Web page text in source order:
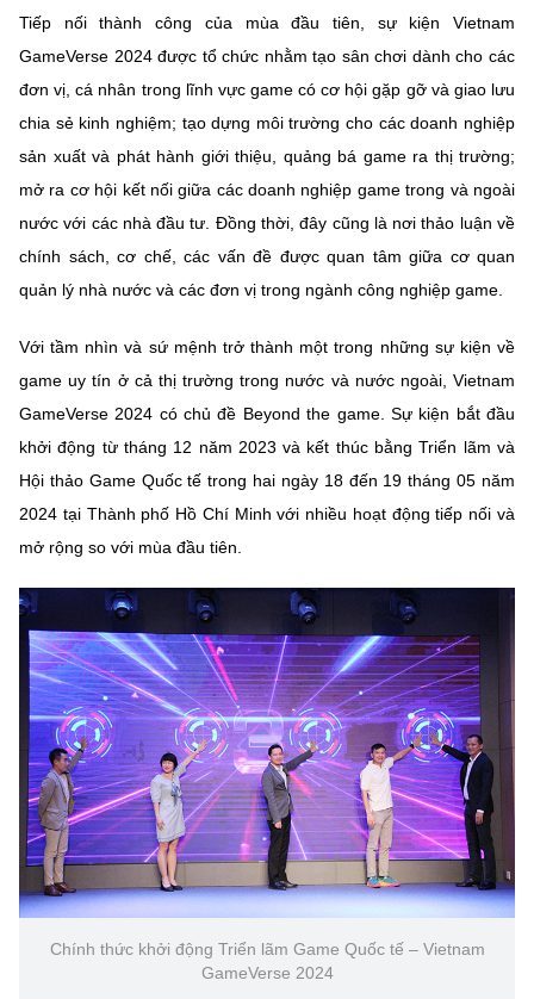
Vietnamese English
BỘ KHOA HỌC VÀ CÔNG NGHỆ
Điều khoản sử dụng Theo dõi MST: Góp ý
Chịu trách nhiệm nội dung: Nguyễn Thị Hải Hằng
Giám đốc Trung tâm Truyền thông Khoa học và Công nghệ.
Liên hệ
Điện thoại: 024 3936 9506
Email:stc@mst.gov.vn
©2026 Bản quyền thuộc Bộ Khoa Học và Công Nghệ
(Ghi rõ nguồn "https://mst.gov.vn" khi phát hành lại thông tin từ
Tiếp nối thành công của mùa đầu tiên, sự kiện Vietnam
GameVerse 2024 được tổ chức nhằm tạo sân chơi dành cho các
đơn vị, cá nhân trong lĩnh vực game có cơ hội gặp gỡ và giao lưu
chia sẻ kinh nghiệm; tạo dựng môi trường cho các doanh nghiệp
sản xuất và phát hành giới thiệu, quảng bá game ra thị trường;
mở ra cơ hội kết nối giữa các doanh nghiệp game trong và ngoài
nước với các nhà đầu tư. Đồng thời, đây cũng là nơi thảo luận về
chính sách, cơ chế, các vấn đề được quan tâm giữa cơ quan
quản lý nhà nước và các đơn vị trong ngành công nghiệp game.
Với tầm nhìn và sứ mệnh trở thành một trong những sự kiện về
game uy tín ở cả thị trường trong nước và nước ngoài, Vietnam
GameVerse 2024 có chủ đề Beyond the game. Sự kiện bắt đầu
khởi động từ tháng 12 năm 2023 và kết thúc bằng Triển lãm và
Hội thảo Game Quốc tế trong hai ngày 18 đến 19 tháng 05 năm
2024 tại Thành phố Hồ Chí Minh với nhiều hoạt động tiếp nối và
mở rộng so với mùa đầu tiên.
Chính thức khởi động Triển lãm Game Quốc tế – Vietnam
GameVerse 2024